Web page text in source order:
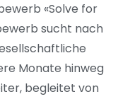
«Solve for
sucht nach
Monate hinweg
begleitet von